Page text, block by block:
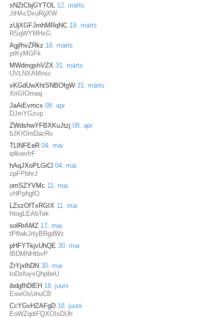
sNZtCbjGYTOL 12. märts
JiHAcDxuRgXW
zUjXGFJmhMRqNC 18. märts
RSqWYMHxG
AgjfhvZRkz 18. märts
ptKyMGFk
MWdmgshVZX 31. märts
UVLNXAMnsc
xKGdUwXhtSNBOfgW 31. märts
XriGIOmeq
JaAiEvmcx 08. apr
DJmYGzvp
ZWdshwYFBXKuJtzj 08. apr
bJKIOmDacRx
TLlNFEeR 04. mai
iplkwvfrF
hAqJXoPLGiCl 04. mai
zpFPbhrJ
omSZYVMc 11. mai
vHPphgfO
LZszOfTxRGIX 11. mai
frtogLEAbTek
solRrAMZ 17. mai
tPflwkJrIyBRgdWz
pHFYTkjvUhQE 30. mai
lBDMNHtbvP
ZrYjxlhDN 30. mai
toDsfuyvQhpbeU
ibdgfhDlEH 18. juuni
EoieOsUnuCB
CcYGvHZAFgD 18. juuni
EoWZqdiFQXOIsDUh